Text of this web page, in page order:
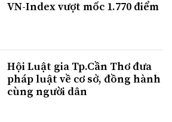
VN-Index vượt mốc 1.770 điểm
Hội Luật gia Tp.Cần Thơ đưa
pháp luật về cơ sở, đồng hành
cùng người dân